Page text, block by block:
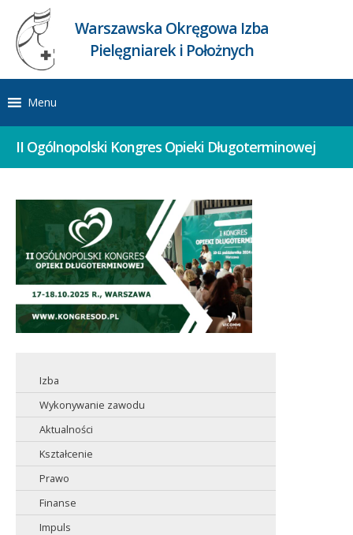
Warszawska Okręgowa Izba
Pielęgniarek i Położnych
Menu
II Ogólnopolski Kongres Opieki Długoterminowej
Izba
Wykonywanie zawodu
Aktualności
Kształcenie
Prawo
Finanse
Impuls